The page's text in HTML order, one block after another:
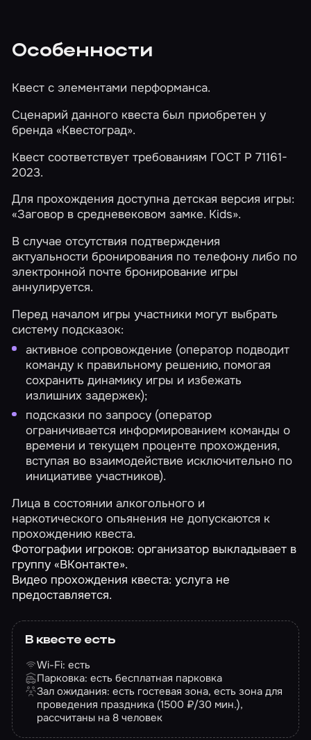
Особенности
Квест с элементами перформанса.
Сценарий данного квеста был приобретен у
бренда «Квестоград».
Квест соответствует требованиям ГОСТ Р 71161-
2023.
Для прохождения доступна детская версия игры:
«Заговор в средневековом замке. Kids».
В случае отсутствия подтверждения
актуальности бронирования по телефону либо по
электронной почте бронирование игры
аннулируется.
Перед началом игры участники могут выбрать
систему подсказок:
активное сопровождение (оператор подводит
команду к правильному решению, помогая
сохранить динамику игры и избежать
излишних задержек);
подсказки по запросу (оператор
ограничивается информированием команды о
времени и текущем проценте прохождения,
вступая во взаимодействие исключительно по
инициативе участников).
Лица в состоянии алкогольного и
наркотического опьянения не допускаются к
прохождению квеста.
Фотографии игроков: организатор выкладывает в
группу «ВКонтакте».
Видео прохождения квеста: услуга не
предоставляется.
В квесте есть
Wi-Fi: есть
Парковка: есть бесплатная парковка
Зал ожидания: есть гостевая зона, есть зона для
проведения праздника (1500 ₽/30 мин.),
рассчитаны на 8 человек